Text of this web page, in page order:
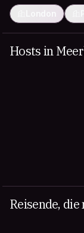
London
Hosts in
Reisende,